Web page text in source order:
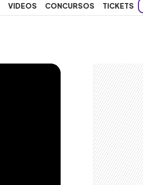
VIDEOS CONCURSOS TICKETS